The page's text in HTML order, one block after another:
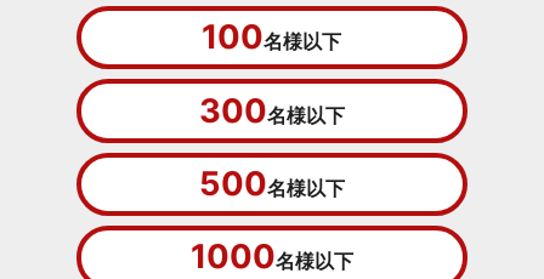
100名様以下
300名様以下
500名様以下
1000名様以下